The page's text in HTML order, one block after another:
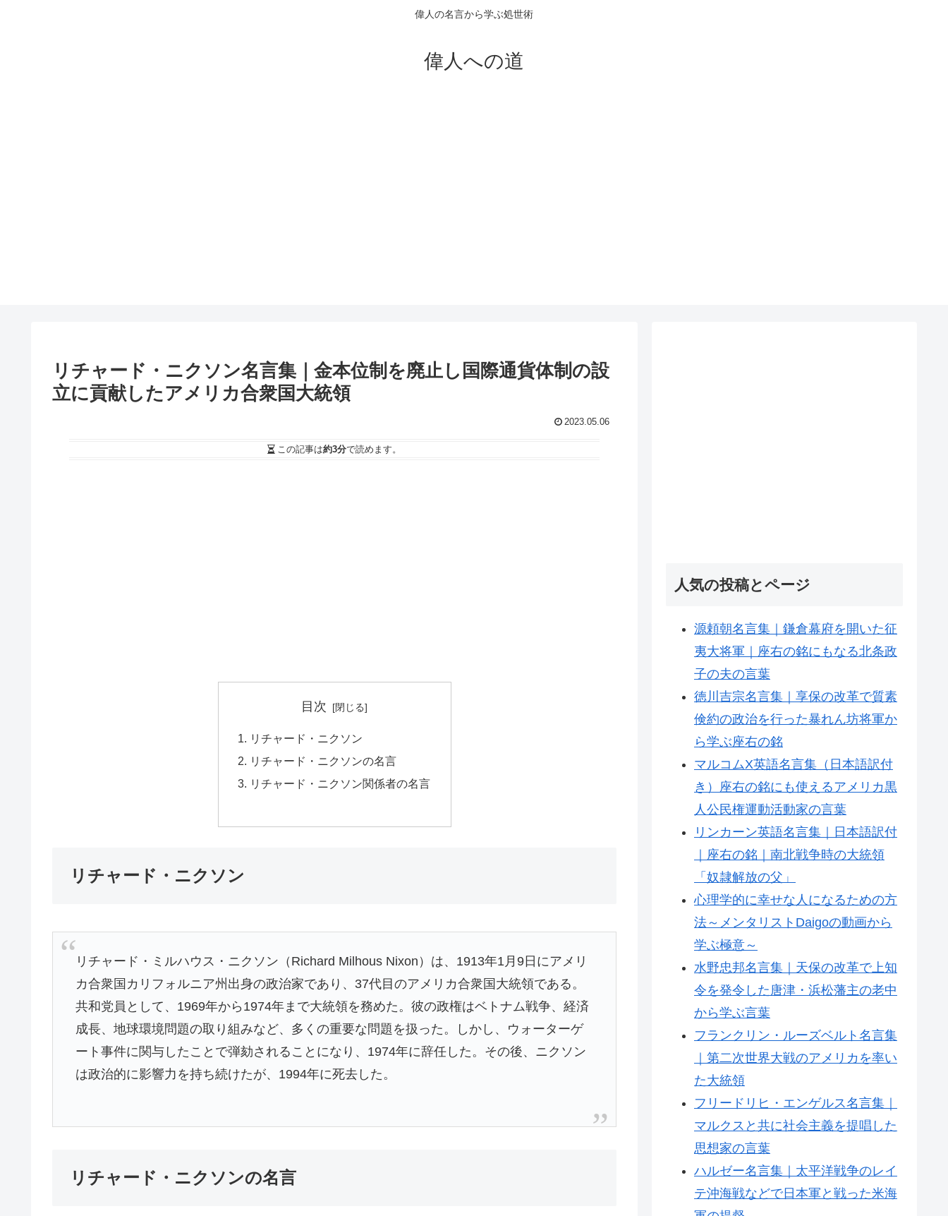
偉人の名言から学ぶ処世術
偉人への道
リチャード・ニクソン名言集｜金本位制を廃止し国際通貨体制の設
立に貢献したアメリカ合衆国大統領
2023.05.06
この記事は約3分で読めます。
目次
リチャード・ニクソン
リチャード・ニクソンの名言
リチャード・ニクソン関係者の名言
リチャード・ニクソン
リチャード・ミルハウス・ニクソン（Richard Milhous Nixon）は、1913年1月9日にアメリ
カ合衆国カリフォルニア州出身の政治家であり、37代目のアメリカ合衆国大統領である。
共和党員として、1969年から1974年まで大統領を務めた。彼の政権はベトナム戦争、経済
成長、地球環境問題の取り組みなど、多くの重要な問題を扱った。しかし、ウォーターゲ
ート事件に関与したことで弾劾されることになり、1974年に辞任した。その後、ニクソン
は政治的に影響力を持ち続けたが、1994年に死去した。
リチャード・ニクソンの名言
人気の投稿とページ
源頼朝名言集｜鎌倉幕府を開いた征
夷大将軍｜座右の銘にもなる北条政
子の夫の言葉
徳川吉宗名言集｜享保の改革で質素
倹約の政治を行った暴れん坊将軍か
ら学ぶ座右の銘
マルコムX英語名言集（日本語訳付
き）座右の銘にも使えるアメリカ黒
人公民権運動活動家の言葉
リンカーン英語名言集｜日本語訳付
｜座右の銘｜南北戦争時の大統領
「奴隷解放の父」
心理学的に幸せな人になるための方
法～メンタリストDaigoの動画から
学ぶ極意～
水野忠邦名言集｜天保の改革で上知
令を発令した唐津・浜松藩主の老中
から学ぶ言葉
フランクリン・ルーズベルト名言集
｜第二次世界大戦のアメリカを率い
た大統領
フリードリヒ・エンゲルス名言集｜
マルクスと共に社会主義を提唱した
思想家の言葉
ハルゼー名言集｜太平洋戦争のレイ
テ沖海戦などで日本軍と戦った米海